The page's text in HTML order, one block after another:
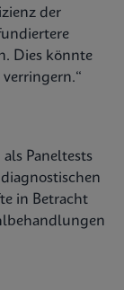
der
Dies könnte
Paneltests
in Betracht